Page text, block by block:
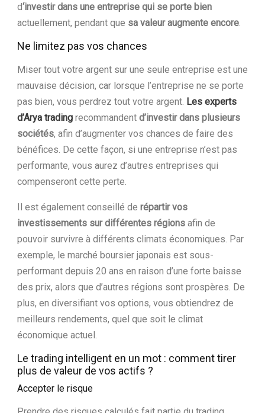
d‘investir dans une entreprise qui se porte bien
actuellement, pendant que sa valeur augmente encore
Ne limitez pas vos chances
Miser tout votre argent sur une seule entreprise est une
mauvaise décision, car lorsque l’entreprise ne se porte
pas bien, vous perdrez tout votre argent. Les experts
d’Arya trading recommandent d’investir dans plusieurs
sociétés, afin d’augmenter vos chances de faire des
bénéfices. De cette façon, si une entreprise n’est pas
performante, vous aurez d’autres entreprises qui
compenseront cette perte.
Il est également conseillé de répartir vos
investissements sur différentes régions afin de
pouvoir survivre à différents climats économiques. Par
exemple, le marché boursier japonais est sous-
performant depuis 20 ans en raison d’une forte baisse
des prix, alors que d’autres régions sont prospères. De
plus, en diversifiant vos options, vous obtiendrez de
meilleurs rendements, quel que soit le climat
économique actuel.
Le trading intelligent en un mot : comment tirer
plus de valeur de vos actifs ?
Accepter le risque